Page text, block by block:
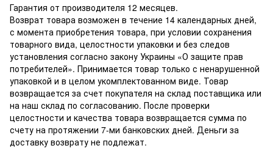
Гарантия от производителя 12 месяцев.
Возврат товара возможен в течение 14 календарных дней,
с момента приобретения товара, при условии сохранения
товарного вида, целостности упаковки и без следов
установления согласно закону Украины «О защите прав
потребителей». Принимается товар только с ненарушенной
упаковкой и в целом укомплектованном виде. Товар
возвращается за счет покупателя на склад поставщика или
на наш склад по согласованию. После проверки
целостности и качества товара возвращается сумма по
счету на протяжении 7-ми банковских дней. Деньги за
доставку возврату не подлежат.